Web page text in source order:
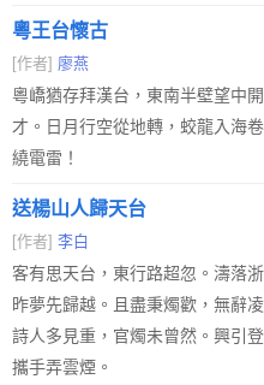
粵王台懷古
[作者] 廖燕
粵嶠猶存拜漢台，東南半壁望中
才。日月行空從地轉，蛟龍入海
繞電雷！
送楊山人歸天台
[作者] 李白
客有思天台，東行路超忽。濤落
昨夢先歸越。且盡秉燭歡，無辭
詩人多見重，官燭未曾然。興引
攜手弄雲煙。